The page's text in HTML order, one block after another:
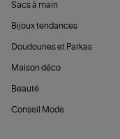
Sacs à main
Bijoux tendances
Doudounes et Parkas
Maison déco
Beauté
Conseil Mode